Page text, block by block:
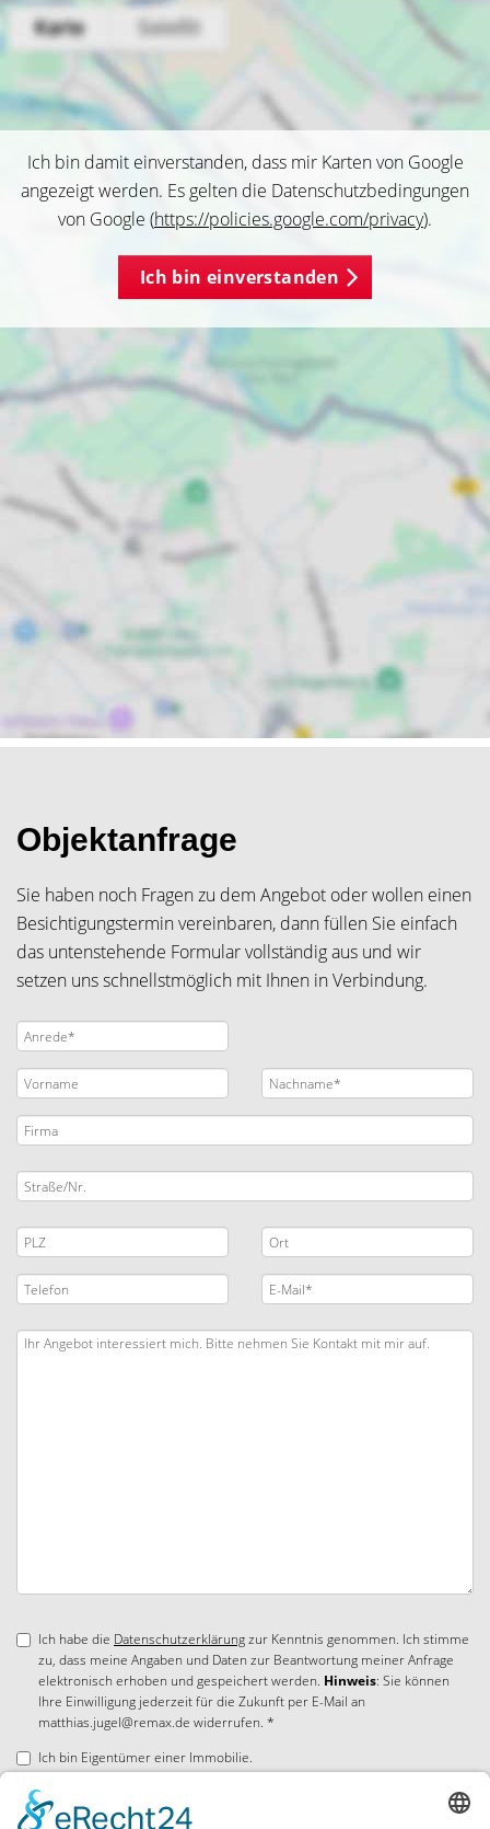
Ich bin damit einverstanden, dass mir Karten von Google
angezeigt werden. Es gelten die Datenschutzbedingungen
von Google (https://policies.google.com/privacy).
Ich bin einverstanden
Objektanfrage
Sie haben noch Fragen zu dem Angebot oder wollen einen
Besichtigungstermin vereinbaren, dann füllen Sie einfach
das untenstehende Formular vollständig aus und wir
setzen uns schnellstmöglich mit Ihnen in Verbindung.
Ich habe die Datenschutzerklärungzur Kenntnis genommen. Ich stimme
zu, dass meine Angaben und Daten zur Beantwortung meiner Anfrage
elektronisch erhoben und gespeichert werden. Hinweis: Sie können
Ihre Einwilligung jederzeit für die Zukunft per E-Mail an
matthias.jugel@remax.de widerrufen. *
Ich bin Eigentümer einer Immobilie.
* Pflichtfelder